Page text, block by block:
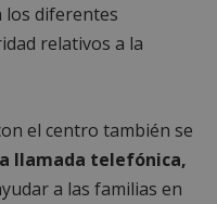
los diferentes
relativos a la
el centro también se
llamada telefónica,
a las familias en